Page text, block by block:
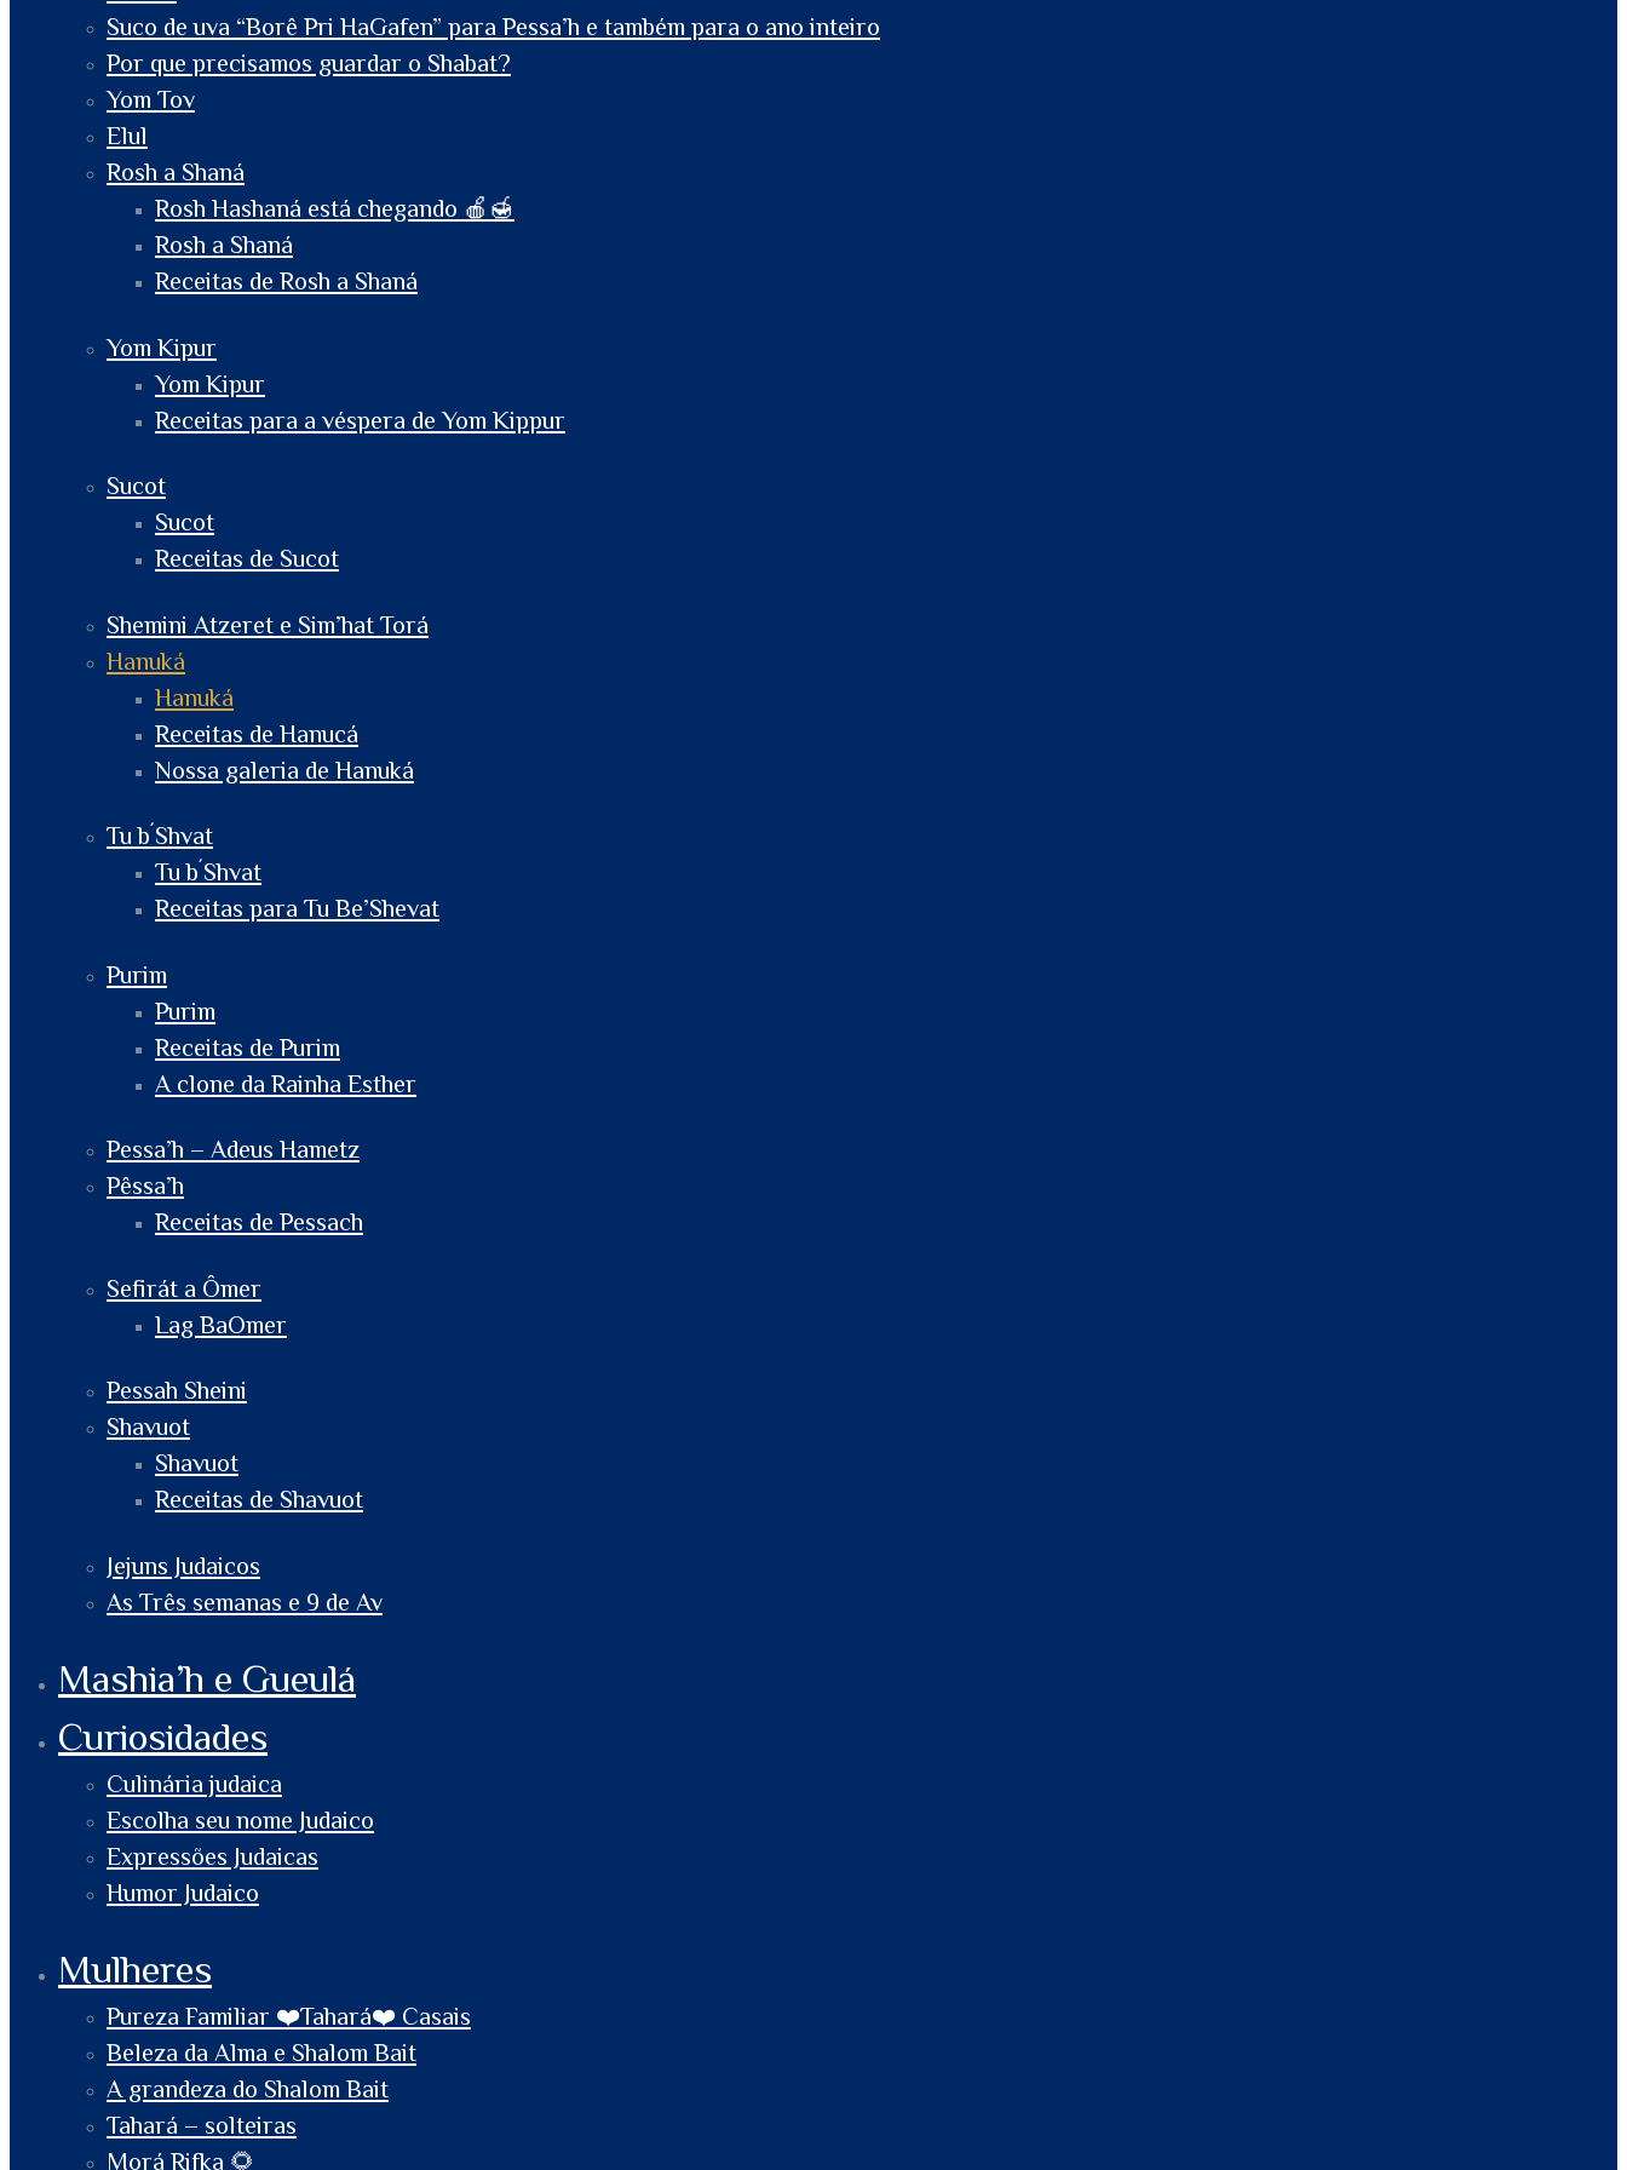
Suco de uva “Borê Pri HaGafen” para Pessa’h e também para o ano inteiro
Por que precisamos guardar o Shabat?
Yom Tov
Elul
Rosh a Shaná
Rosh Hashaná está chegando 🍎🍯
Rosh a Shaná
Receitas de Rosh a Shaná
Yom Kipur
Yom Kipur
Receitas para a véspera de Yom Kippur
Sucot
Sucot
Receitas de Sucot
Shemini Atzeret e Sim’hat Torá
Hanuká
Hanuká
Receitas de Hanucá
Nossa galeria de Hanuká
Tu b´Shvat
Tu b´Shvat
Receitas para Tu Be’Shevat
Purim
Purim
Receitas de Purim
A clone da Rainha Esther
Pessa’h – Adeus Hametz
Pêssa’h
Receitas de Pessach
Sefirát a Ômer
Lag BaOmer
Pessah Sheini
Shavuot
Shavuot
Receitas de Shavuot
Jejuns Judaicos
As Três semanas e 9 de Av
Mashia’h e Gueulá
Curiosidades
Culinária judaica
Escolha seu nome Judaico
Expressões Judaicas
Humor Judaico
Mulheres
Pureza Familiar ❤️Tahará❤️ Casais
Beleza da Alma e Shalom Bait
A grandeza do Shalom Bait
Tahará – solteiras
Morá Rifka 🌻